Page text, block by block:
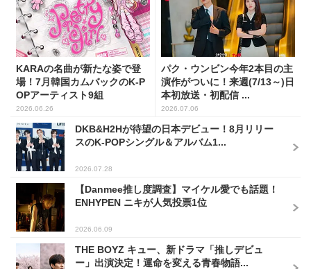
KARAの名曲が新たな姿で登
場！7月韓国カムバックのK-P
OPアーティスト9組
2026.06.26
パク・ウンビン今年2本目の主
演作がついに！来週(7/13～)日
本初放送・初配信 ...
2026.07.06
DKB&H2Hが待望の日本デビュー！8月リリー
スのK-POPシングル＆アルバム1...
2026.07.28
【Danmee推し度調査】マイケル愛でも話題！
ENHYPEN ニキが人気投票1位
2026.06.09
THE BOYZ キュー、新ドラマ「推しデビュ
ー」出演決定！運命を変える青春物語...